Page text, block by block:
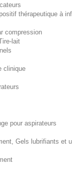
thérapeutique à
compression
lait
clinique
pour aspirateurs
Gels lubrifiants et